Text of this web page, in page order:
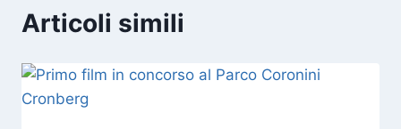
Articoli simili